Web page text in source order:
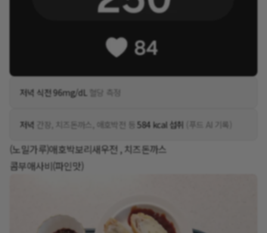
저녁 식전 96mg/dL 혈당 측정
저녁 간장, 치즈돈까스, 애호박전 등584 kcal 섭취 (푸드 AI 기록)
(노밀가루)애호박보리새우전 , 치즈돈까스
콤부애사비(파인맛)